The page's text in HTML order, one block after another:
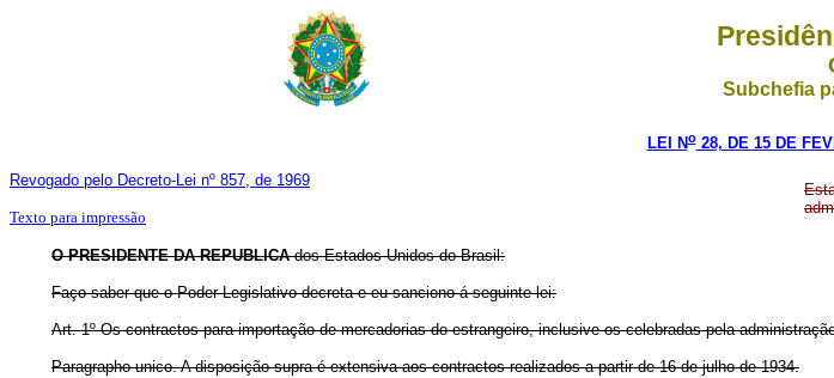
Subchefia
LEI No28, DE 15 DE
Revogado pelo Decreto-Lei nº 857, de 1969
Texto para impressão
O PRESIDENTE DA REPUBLICAdos Estados Unidos do Brasil:
Faço saber que o Poder Legislativo decreta e eu sanciono á seguinte lei:
Art.1º Os contractos para importação de mercadorias do estrangeiro, inclusive os celebradas pela
Paragrapho unico. A disposição supra é extensiva aos contractos realizados a partir de 16 de julho de 1934.